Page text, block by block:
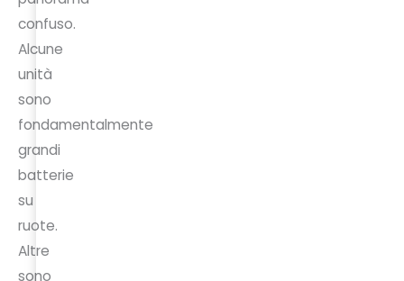
confuso.
Alcune
unità
sono
fondamentalmente
grandi
batterie
su
ruote.
Altre
sono